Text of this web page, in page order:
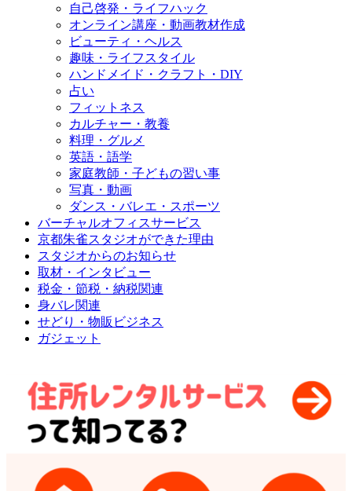
自己啓発・ライフハック
オンライン講座・動画教材作成
ビューティ・ヘルス
趣味・ライフスタイル
ハンドメイド・クラフト・DIY
占い
フィットネス
カルチャー・教養
料理・グルメ
英語・語学
家庭教師・子どもの習い事
写真・動画
ダンス・バレエ・スポーツ
バーチャルオフィスサービス
京都朱雀スタジオができた理由
スタジオからのお知らせ
取材・インタビュー
税金・節税・納税関連
身バレ関連
せどり・物販ビジネス
ガジェット